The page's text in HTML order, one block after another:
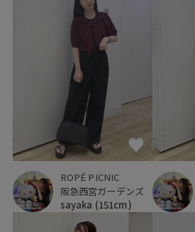
ROPÉ PICNIC
阪急西宮ガーデンズ
sayaka (151cm)